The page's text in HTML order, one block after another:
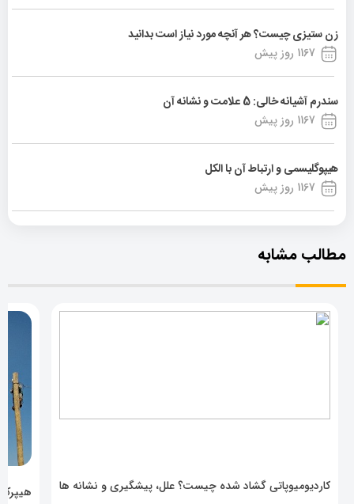
زن ستیزی چیست؟ هر آنچه مورد نیاز است بدانید
1167 روز پیش
سندرم آشیانه خالی: 5 علامت و نشانه آن
1167 روز پیش
هیپوگلیسمی و ارتباط آن با الکل
1167 روز پیش
مطالب مشابه
کاردیومیوپاتی گشاد شده چیست؟ علل، پیشگیری و نشانه ها